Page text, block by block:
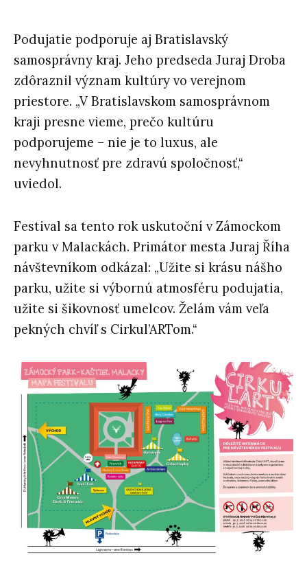
Podujatie podporuje aj Bratislavský
samosprávny kraj. Jeho predseda Juraj Droba
zdôraznil význam kultúry vo verejnom
priestore. „V Bratislavskom samosprávnom
kraji presne vieme, prečo kultúru
podporujeme – nie je to luxus, ale
nevyhnutnosť pre zdravú spoločnosť,“
uviedol.
Festival sa tento rok uskutoční v Zámockom
parku v Malackách. Primátor mesta Juraj Říha
návštevníkom odkázal: „Užite si krásu nášho
parku, užite si výbornú atmosféru podujatia,
užite si šikovnosť umelcov. Želám vám veľa
pekných chvíľ s Cirkul’ARTom.“